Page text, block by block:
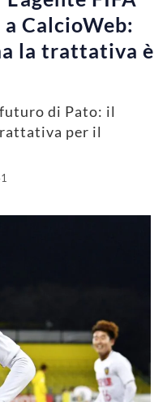
CalcioWeb:
la trattativa è
di Pato: il
per il